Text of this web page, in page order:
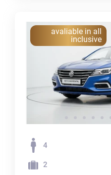
avaliable in all
inclusive
4
2